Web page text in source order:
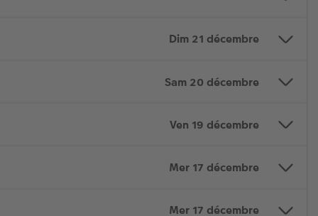
Dim 21 décembre
Sam 20 décembre
Ven 19 décembre
Mer 17 décembre
Mer 17 décembre